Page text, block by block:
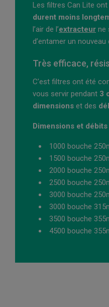
Les filtres Can Lite
durent moins
l’air de l’extracteur ne
d’entamer un
Très efficace,
C’est filtres ont été
vous servir pendant 3
dimensions et des
Dimensions et
1000 bouche
1500 bouche
2000 bouche
2500 bouche
3000 bouche
3000 bouche
3500 bouche
4500 bouche